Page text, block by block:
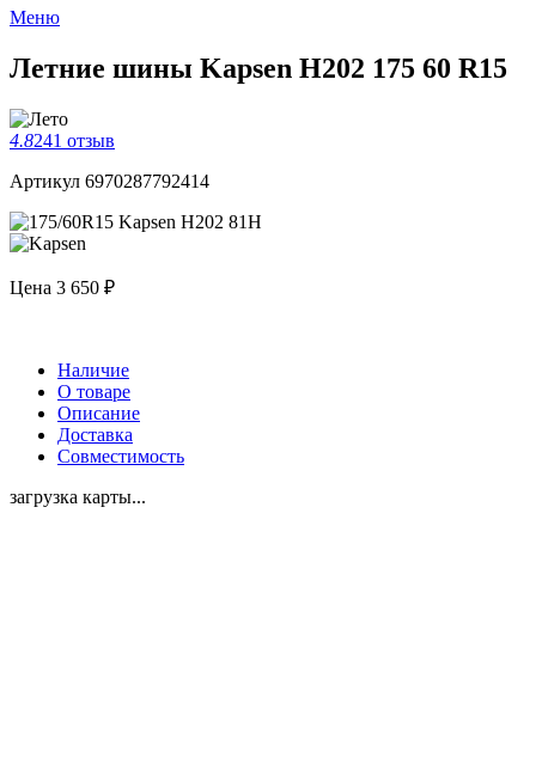
Меню
Летние шины Kapsen H202 175 60 R15
4.8241 отзыв
Артикул 6970287792414
Цена 3 650 ₽
Наличие
О товаре
Описание
Доставка
Совместимость
загрузка карты...